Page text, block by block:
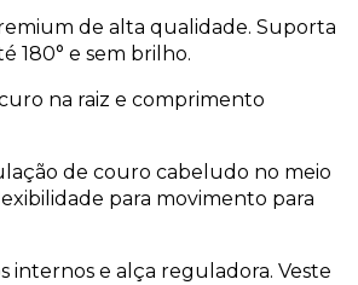
de alta qualidade. Suporta
180° e sem brilho.
na raiz e comprimento
de couro cabeludo no meio
para movimento para
internos e alça reguladora. Veste